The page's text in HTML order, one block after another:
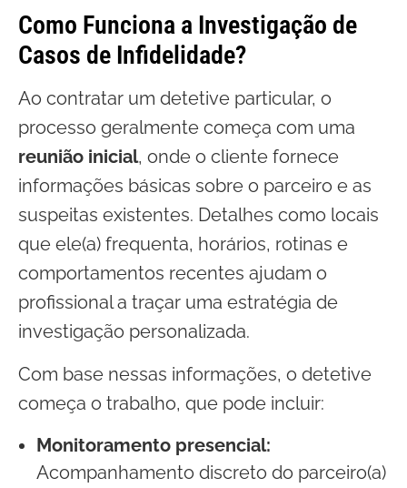
Como Funciona a Investigação de
Casos de Infidelidade?
Ao contratar um detetive particular, o
processo geralmente começa com uma
reunião inicial, onde o cliente fornece
informações básicas sobre o parceiro e as
suspeitas existentes. Detalhes como locais
que ele(a) frequenta, horários, rotinas e
comportamentos recentes ajudam o
profissional a traçar uma estratégia de
investigação personalizada.
Com base nessas informações, o detetive
começa o trabalho, que pode incluir:
Monitoramento presencial:
Acompanhamento discreto do parceiro(a)